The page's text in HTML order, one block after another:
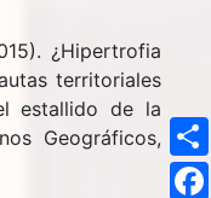
¿Hipertrofia
territoriales
estallido de la
Geográficos,